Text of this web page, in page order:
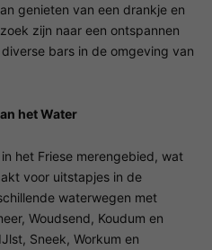
genieten van een drankje en
zijn naar een ontspannen
bars in de omgeving van
het Water
het Friese merengebied, wat
voor uitstapjes in de
waterwegen met
Woudsend, Koudum en
Sneek, Workum en